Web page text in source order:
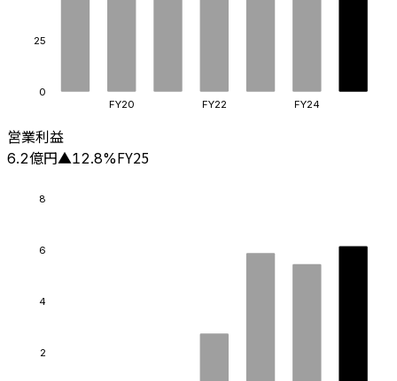
0
25
FY20 FY22 FY24
営業利益
6.2億円▲12.8%FY25
2
4
6
8